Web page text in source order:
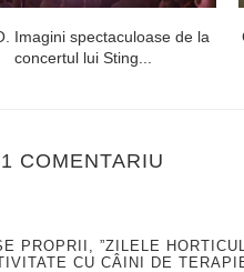
Imagini spectaculoase de la
concertul lui Sting...
1 COMENTARIU
PROPRII, ”ZILELE
CU CÂINI DE